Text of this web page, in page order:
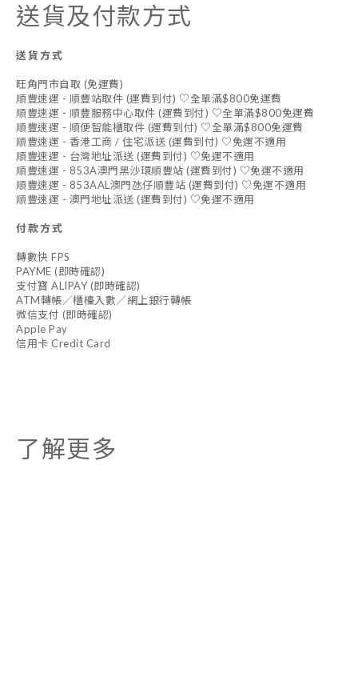
送貨及付款方式
送貨方式
旺角門市自取 (免運費)
順豐速運 - 順豐站取件 (運費到付) ♡全單滿$800免運費
順豐速運 - 順豐服務中心取件 (運費到付) ♡全單滿$800免運費
順豐速運 - 順便智能櫃取件 (運費到付) ♡全單滿$800免運費
順豐速運 - 香港工商 / 住宅派送 (運費到付) ♡免運不適用
順豐速運 - 台灣地址派送 (運費到付) ♡免運不適用
順豐速運 - 853A澳門黑沙環順豐站 (運費到付) ♡免運不適用
順豐速運 - 853AAL澳門氹仔順豐站 (運費到付) ♡免運不適用
順豐速運 - 澳門地址派送 (運費到付) ♡免運不適用
付款方式
轉數快 FPS
PAYME (即時確認)
支付寶 ALIPAY (即時確認)
ATM轉帳／櫃檯入數／網上銀行轉帳
微信支付 (即時確認)
Apple Pay
信用卡 Credit Card
了解更多